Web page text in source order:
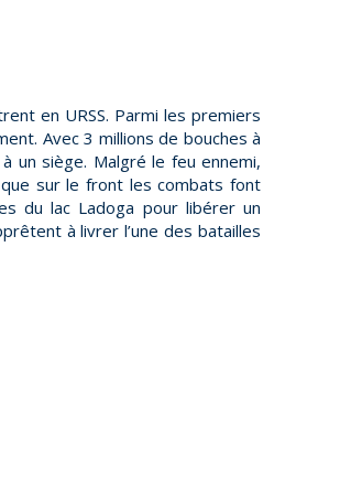
en URSS. Parmi les premiers
Avec 3 millions de bouches à
un siège. Malgré le feu ennemi,
sur le front les combats font
du lac Ladoga pour libérer un
à livrer l’une des batailles